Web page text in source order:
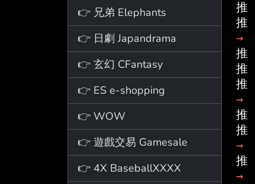
👉 兄弟 Elephants
👉 日劇 Japandrama
👉 玄幻 CFantasy
👉 ES e-shopping
👉 WOW
👉 遊戲交易 Gamesale
👉 4X BaseballXXXX
推
推
→
推
推
推
→
推
推
→
推
→